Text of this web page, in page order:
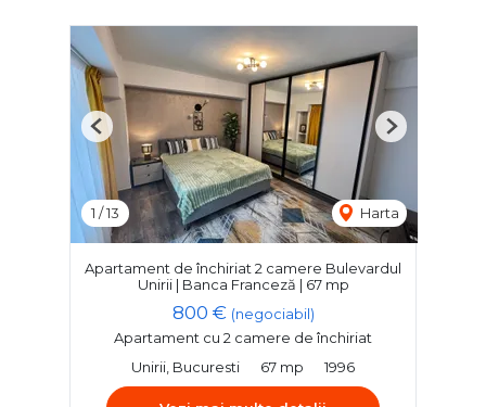
1 /13 Harta
Previous Next
Apartament de închiriat 2 camere Bulevardul
Unirii | Banca Franceză | 67 mp
800 € (negociabil)
Apartament cu 2 camere de închiriat
Unirii, Bucuresti
67 mp 1996